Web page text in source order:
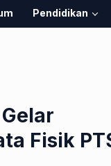
Pendidikan
Fisik